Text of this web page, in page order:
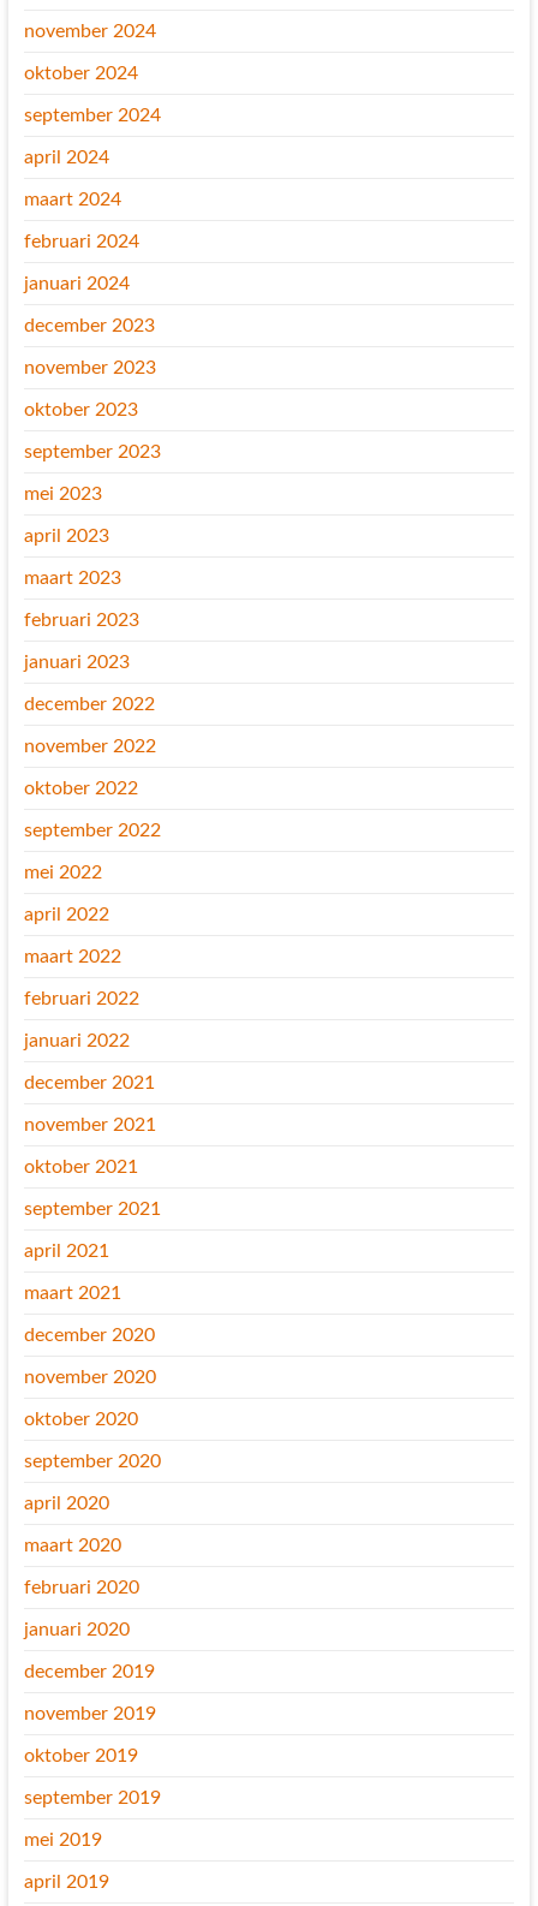
november 2024
oktober 2024
september 2024
april 2024
maart 2024
februari 2024
januari 2024
december 2023
november 2023
oktober 2023
september 2023
mei 2023
april 2023
maart 2023
februari 2023
januari 2023
december 2022
november 2022
oktober 2022
september 2022
mei 2022
april 2022
maart 2022
februari 2022
januari 2022
december 2021
november 2021
oktober 2021
september 2021
april 2021
maart 2021
december 2020
november 2020
oktober 2020
september 2020
april 2020
maart 2020
februari 2020
januari 2020
december 2019
november 2019
oktober 2019
september 2019
mei 2019
april 2019